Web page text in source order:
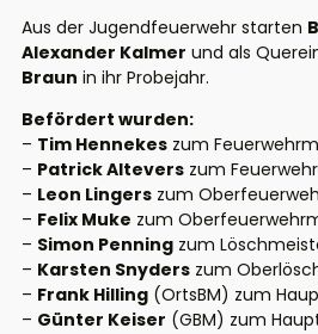
Aus der Jugendfeuerwehr starten
Alexander Kalmer und als
Braun in ihr Probejahr.
Befördert wurden:
– Tim Hennekes zum
– Patrick Altevers zum
– Leon Lingers zum
– Felix Muke zum
– Simon Penning zum
– Karsten Snyders zum
– Frank Hilling (OrtsBM) zum
– Günter Keiser (GBM) zum